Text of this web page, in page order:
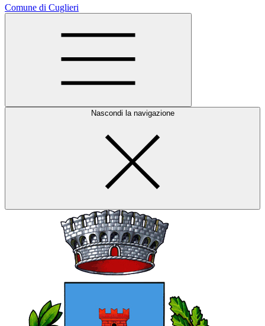
Comune di Cuglieri
Nascondi la navigazione